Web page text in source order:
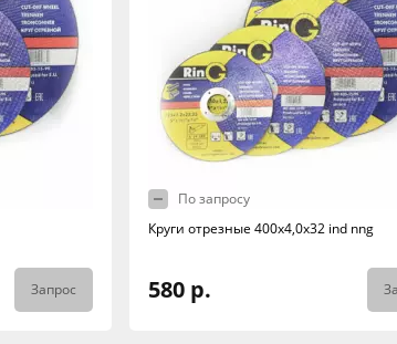
Запрос
По запросу
Круги отрезные 400х4,0х32 ind nng
580 р.